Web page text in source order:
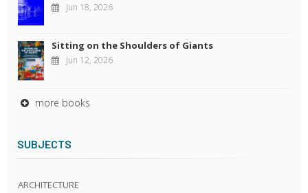
Jun 18, 2026
Sitting on the Shoulders of Giants
Jun 12, 2026
more books
SUBJECTS
ARCHITECTURE